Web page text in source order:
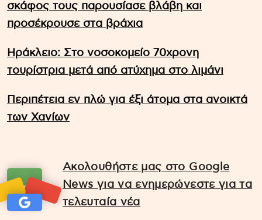
σκάφος τους παρουσίασε βλάβη και
προσέκρουσε στα βράχια
Ηράκλειο: Στο νοσοκομείο 70χρονη
τουρίστρια μετά από ατύχημα στο λιμάνι
Περιπέτεια εν πλώ για έξι άτομα στα ανοικτά
των Χανίων
Ακολουθήστε μας στο Google
News για να ενημερώνεστε για τα
τελευταία νέα